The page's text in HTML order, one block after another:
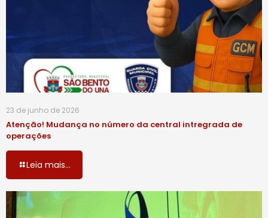
23 de junho de 2026
Atenção! Mudança no número da central intregrada de
operações
Leia mais...